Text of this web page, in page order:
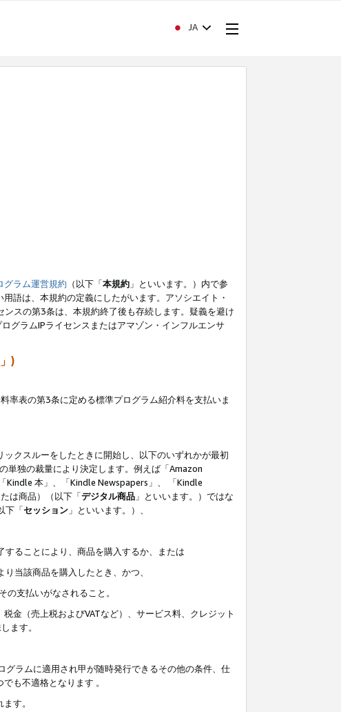
JA
グラム運営規約 （以下「本規約 」といいます。）内で参
語は、本規約の定義にしたがいます。アソシエイト・
スの第3条は、本規約終了後も存続します。疑義を避け
グラムIPライセンスまたはアマゾン・インフルエンサ
)
率表の第3条に定める標準プログラム紹介料を支払いま
クスルーをしたときに開始し、以下のいずれかが最初
単独の裁量により決定します。例えば「Amazon
Kindle 本」、「Kindle Newspapers」、 「Kindle
は商品）（以下「デジタル商品 」といいます。）ではな
下「セッション 」といいます。）、
ることにより、商品を購入するか、または
当該商品を購入したとき、かつ、
支払いがなされること。
金（売上税およびVATなど）、サービス料、クレジット
ます。
ラムに適用され甲が随時発行できるその他の条件、仕
も不適格となります 。
す。